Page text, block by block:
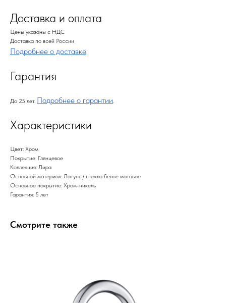
Доставка и оплата
Цены указаны с НДС
Доставка по всей России
Подробнее о доставке.
Гарантия
До 25 лет. Подробнее о гарантии.
Характеристики
Цвет: Хром
Покрытие: Глянцевое
Коллекция: Лира
Основной материал: Латунь / стекло белое матовое
Основное покрытие: Хром-никель
Гарантия: 5 лет
Смотрите также